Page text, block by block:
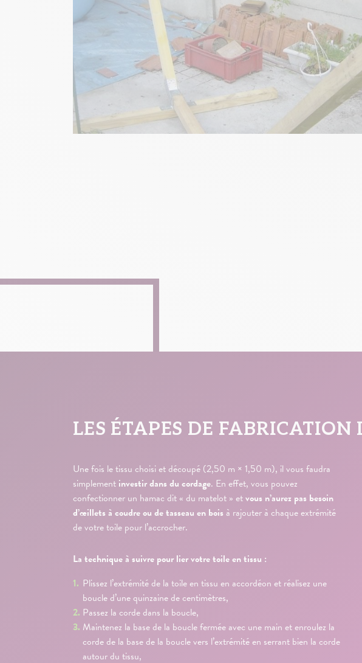
LES ÉTAPES DE FABRICATION
Une fois le tissu choisi et découpé (2,50 m × 1,50 m), il vous faudra
simplement investir dans du cordage. En effet, vous pouvez
confectionner un hamac dit « du matelot » etvous n’aurez pas besoin
d’œillets à coudre ou de tasseau en bois à rajouter à chaque extrémité
de votre toile pour l’accrocher.
La technique à suivre pour lier votre toile en tissu :
Plissez l’extrémité de la toile en tissu en accordéon et réalisez une
boucle d’une quinzaine de centimètres,
Passez la corde dans la boucle,
Maintenez la base de la boucle fermée avec une main et enroulez la
corde de la base de la boucle vers l’extrémité en serrant bien la corde
autour du tissu,